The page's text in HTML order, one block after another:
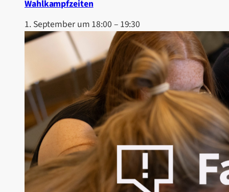
Wahlkampfzeiten
1. September um 18:00 – 19:30